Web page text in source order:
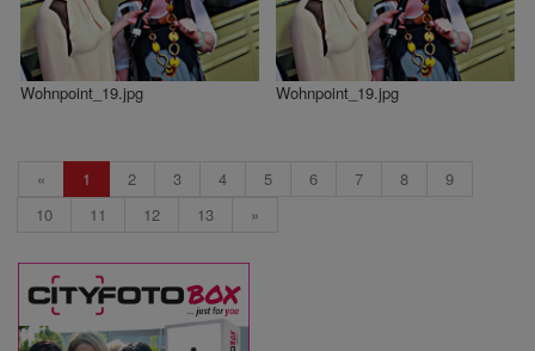
Wohnpoint_19.jpg Wohnpoint_19.jpg
« 1 2 3 4 5 6 7 8
9
10
11 12 13 »